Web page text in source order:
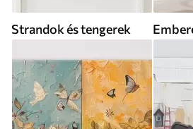
Strandok és tengerek